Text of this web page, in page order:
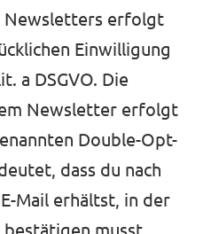
Newsletters erfolgt
Einwilligung
a DSGVO. Die
Newsletter erfolgt
Double-Opt-
dass du nach
Mail erhältst, in der